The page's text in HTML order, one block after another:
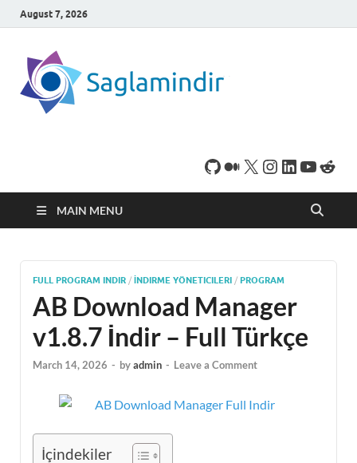
August 7, 2026
indirebileceğiniz sade
bir indirme sitesidir.
MAIN MENU
FULL PROGRAM INDIR / İNDIRME YÖNETICILERI / PROGRAM
AB Download Manager
v1.8.7 İndir – Full Türkçe
March 14, 2026 - byadmin - Leave a Comment
İçindekiler